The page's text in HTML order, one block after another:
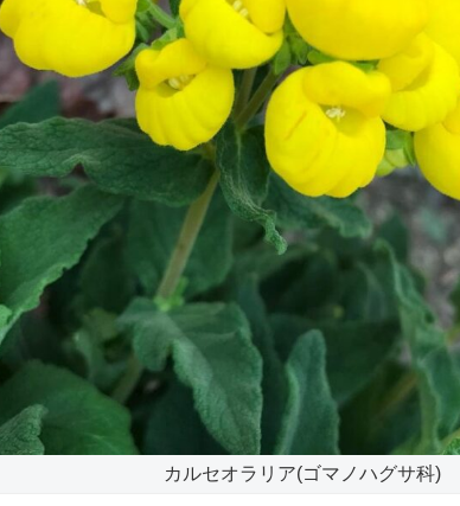
カルセオラリア(ゴマノハグサ科)